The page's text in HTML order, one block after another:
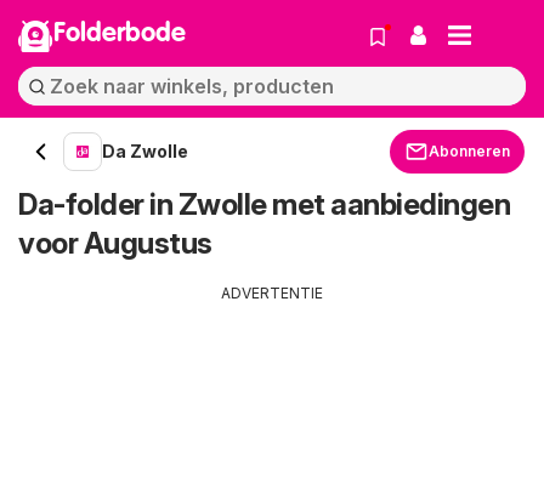
Folderbode
Da Zwolle Abonneren
Da-folder in Zwolle met aanbiedingen
voor Augustus
ADVERTENTIE